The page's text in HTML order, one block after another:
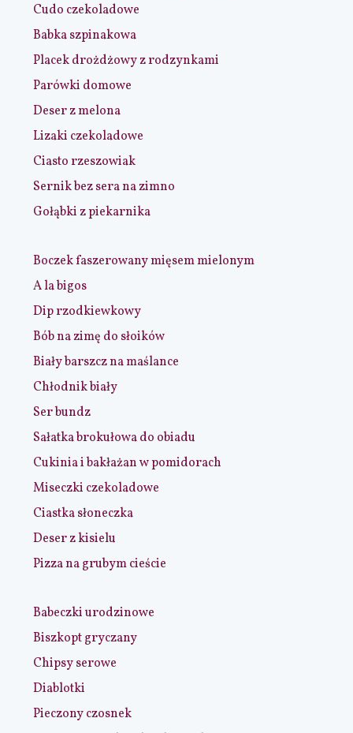
Cudo czekoladowe
Babka szpinakowa
Placek drożdżowy z rodzynkami
Parówki domowe
Deser z melona
Lizaki czekoladowe
Ciasto rzeszowiak
Sernik bez sera na zimno
Gołąbki z piekarnika
Boczek faszerowany mięsem mielonym
A la bigos
Dip rzodkiewkowy
Bób na zimę do słoików
Biały barszcz na maślance
Chłodnik biały
Ser bundz
Sałatka brokułowa do obiadu
Cukinia i bakłażan w pomidorach
Miseczki czekoladowe
Ciastka słoneczka
Deser z kisielu
Pizza na grubym cieście
Babeczki urodzinowe
Biszkopt gryczany
Chipsy serowe
Diablotki
Pieczony czosnek